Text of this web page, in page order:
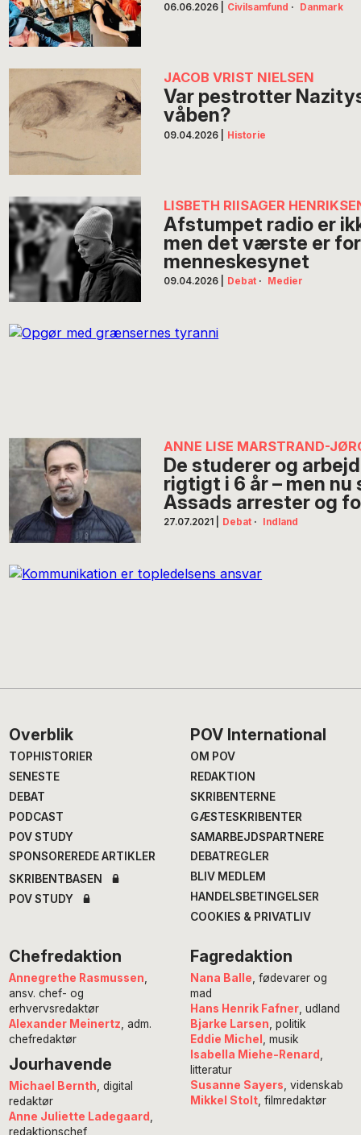
06.06.2026 Civilsamfund · Danmark
JACOB VRIST NIELSEN
Var pestrotter
våben?
09.04.2026 Historie
LISBETH RIISAGER
Afstumpet radio er
men det værste er
menneskesynet
09.04.2026 Debat · Medier
ANNE LISE MARSTRAND-
De studerer og
rigtigt i 6 år – men nu
Assads arrester og
27.07.2021 Debat · Indland
Footer
Overblik
TOPHISTORIER
SENESTE
DEBAT
PODCAST
POV STUDY
SPONSOREREDE ARTIKLER
SKRIBENTBASEN
POV STUDY
POV International
OM POV
REDAKTION
SKRIBENTERNE
GÆSTESKRIBENTER
SAMARBEJDSPARTNERE
DEBATREGLER
BLIV MEDLEM
HANDELSBETINGELSER
COOKIES & PRIVATLIV
Chefredaktion
Annegrethe Rasmussen
ansv. chef- og
erhvervsredaktør
Alexander Meinertz , adm.
chefredaktør
Jourhavende
Michael Bernth , digital
redaktør
Anne Juliette Ladegaard
redaktionschef
Fagredaktion
Nana Balle , fødevarer og
mad
Hans Henrik Fafner, udland
Bjarke Larsen , politik
Eddie Michel
, musik
Isabella Miehe-Renard
litteratur
Susanne Sayers , videnskab
Mikkel Stolt, filmredaktør